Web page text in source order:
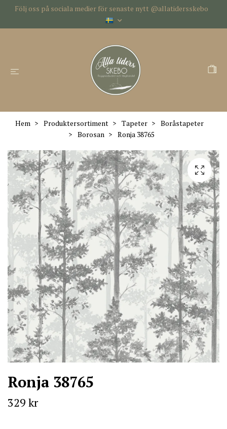
Följ oss på sociala medier för senaste nytt @allatidersskebo
Hem Produktersortiment Tapeter
Boråstapeter
Borosan
Ronja 38765
Ronja 38765
329 kr